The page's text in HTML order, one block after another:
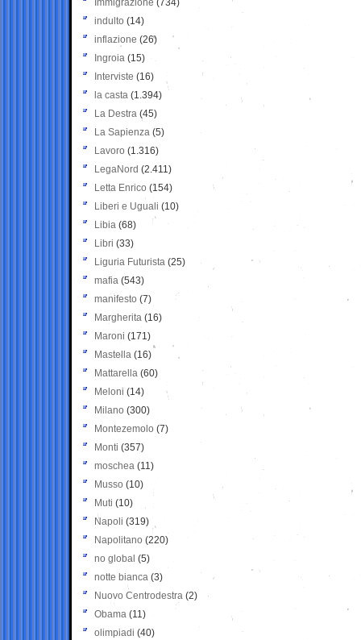
Immigrazione (734)
indulto (14)
inflazione (26)
Ingroia (15)
Interviste (16)
la casta (1.394)
La Destra (45)
La Sapienza (5)
Lavoro (1.316)
LegaNord (2.411)
Letta Enrico (154)
Liberi e Uguali (10)
Libia (68)
Libri (33)
Liguria Futurista (25)
mafia (543)
manifesto (7)
Margherita (16)
Maroni (171)
Mastella (16)
Mattarella (60)
Meloni (14)
Milano (300)
Montezemolo (7)
Monti (357)
moschea (11)
Musso (10)
Muti (10)
Napoli (319)
Napolitano (220)
no global (5)
notte bianca (3)
Nuovo Centrodestra (2)
Obama (11)
olimpiadi (40)